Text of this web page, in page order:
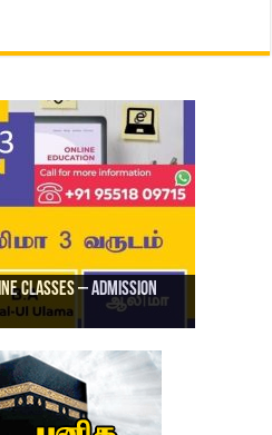
Classes – Admission
Classes – BA Arabic
ADMISSION
Jamia Al Hajiri
Malaz, Riyadh